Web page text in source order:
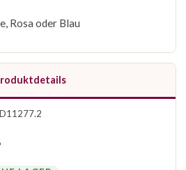
Rosa oder Blau